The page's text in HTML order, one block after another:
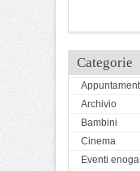
Categorie
Archivio
Bambini
Cinema
Eventi